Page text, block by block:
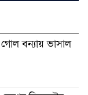
বন্যায় ভাসাল